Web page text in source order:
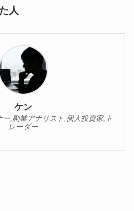
人
ケン
,副業アナリスト,個人投資家,ト
レーダー